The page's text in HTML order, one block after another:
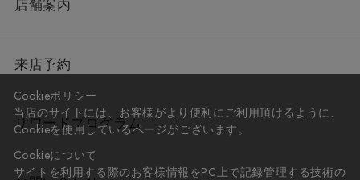
店舗案内
来店予約
リワードプログラム
Cookieポリシー
当店のサイトには、お客様がより便利にご利用頂けるように、
Cookieを使用しているページがございます。
Cookieについて
サイトを利用する際のお客様情報をPC上で記録管理する技術の